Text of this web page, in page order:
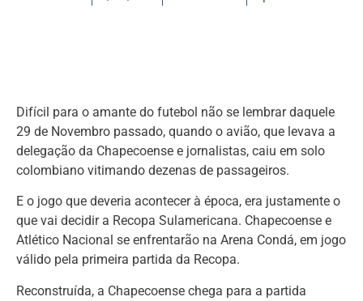
Difícil para o amante do futebol não se lembrar daquele
29 de Novembro passado, quando o avião, que levava a
delegação da Chapecoense e jornalistas, caiu em solo
colombiano vitimando dezenas de passageiros.
E o jogo que deveria acontecer à época, era justamente o
que vai decidir a Recopa Sulamericana. Chapecoense e
Atlético Nacional se enfrentarão na Arena Condá, em jogo
válido pela primeira partida da Recopa.
Reconstruída, a Chapecoense chega para a partida